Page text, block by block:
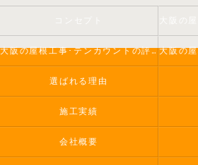
コンセプト
大阪の屋根工事･テンカウントの評判
選ばれる理由
施工実績
会社概要